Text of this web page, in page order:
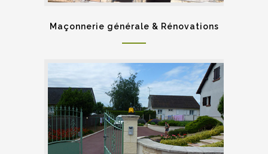
Maçonnerie générale & Rénovations